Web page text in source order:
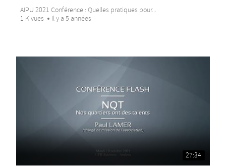
AIPU 2021 Conférence : Quelles pratiques pour...
1 K vues
Il y a 5 années
27:34